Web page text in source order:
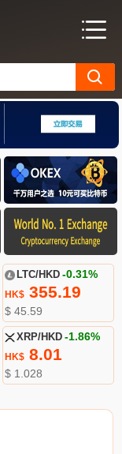
LTC/HKD -0.31%
HK$355.19
$ 45.59
XRP/HKD -1.86%
HK$8.01
$ 1.028